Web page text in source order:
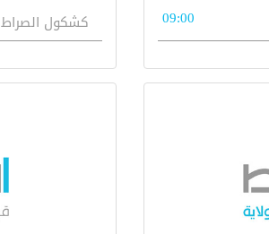
09:00 كشكول الصراط 47